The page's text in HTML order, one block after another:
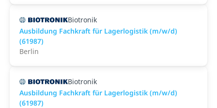
Biotronik
Ausbildung Fachkraft für Lagerlogistik (m/w/d)
(61987)
Berlin
Biotronik
Ausbildung Fachkraft für Lagerlogistik (m/w/d)
(61987)